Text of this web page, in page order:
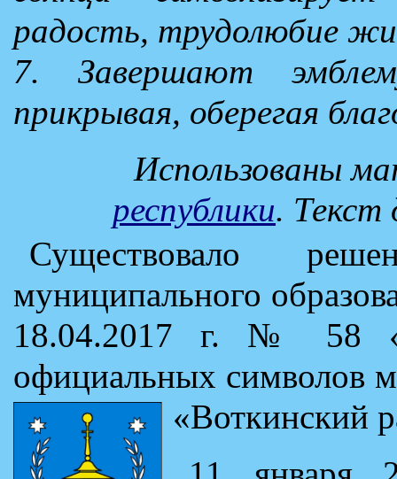
радость, трудолюбие
7. Завершают
прикрывая, оберегая
Использованы
республики. Текст
Существовало
муниципального
18.04.2017 г. № 58 «О
официальных символов
«Воткинский